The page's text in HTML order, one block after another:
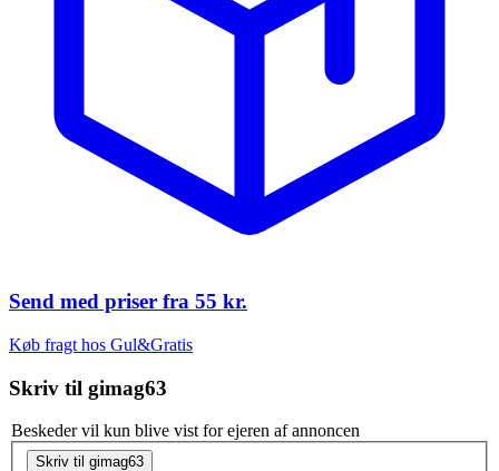
Send med priser fra 55 kr.
Køb fragt hos Gul&Gratis
Skriv til gimag63
Beskeder vil kun blive vist for ejeren af annoncen
Skriv til gimag63